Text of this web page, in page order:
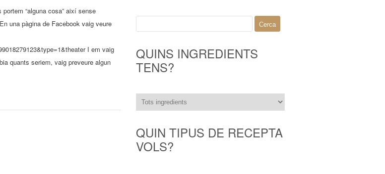
“alguna cosa” així sense
una pàgina de Facebook vaig veure
I em vaig
quants seriem, vaig preveure algun
QUINS INGREDIENTS
TENS?
QUIN TIPUS DE RECEPTA
VOLS?